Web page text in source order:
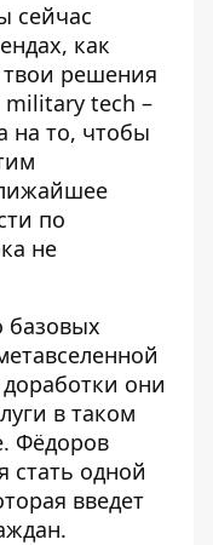
сейчас
как
твои решения
military tech –
​​на то, чтобы
по
не
базовых
они
в таком
Фёдоров
стать одной
введет